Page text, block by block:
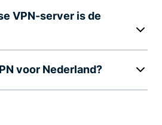
VPN-server is de
voor Nederland?